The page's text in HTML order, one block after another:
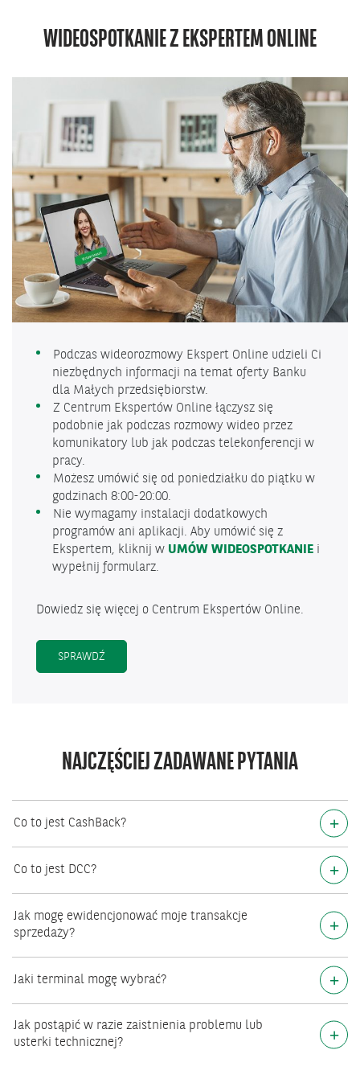
WIDEOSPOTKANIE Z EKSPERTEM ONLINE
Podczas wideorozmowy Ekspert Online udzieli Ci
niezbędnych informacji na temat oferty Banku
dla Małych przedsiębiorstw.
Z Centrum Ekspertów Online łączysz się
podobnie jak podczas rozmowy wideo przez
komunikatory lub jak podczas telekonferencji w
pracy.
Możesz umówić się od poniedziałku do piątku w
godzinach 8:00-20:00.
Nie wymagamy instalacji dodatkowych
programów ani aplikacji. Aby umówić się z
Ekspertem, kliknij w UMÓW WIDEOSPOTKANIE i
wypełnij formularz.
Dowiedz się więcej o Centrum Ekspertów Online.
SPRAWDŹ
NAJCZĘŚCIEJ ZADAWANE PYTANIA
Co to jest CashBack? +
Co to jest DCC? +
Jak mogę ewidencjonować moje transakcje
sprzedaży?
+
Jaki terminal mogę wybrać? +
Jak postąpić w razie zaistnienia problemu lub
usterki technicznej?
+